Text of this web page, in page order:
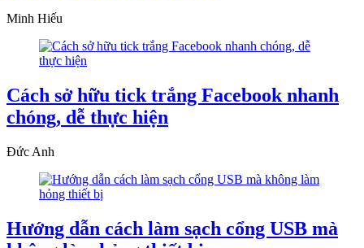
Minh Hiếu
Cách sở hữu tick trắng Facebook nhanh
chóng, dễ thực hiện
Đức Anh
Hướng dẫn cách làm sạch cổng USB mà